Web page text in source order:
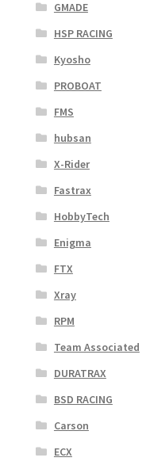
GMADE
HSP RACING
Kyosho
PROBOAT
FMS
hubsan
X-Rider
Fastrax
HobbyTech
Enigma
FTX
Xray
RPM
Team Associated
DURATRAX
BSD RACING
Carson
ECX